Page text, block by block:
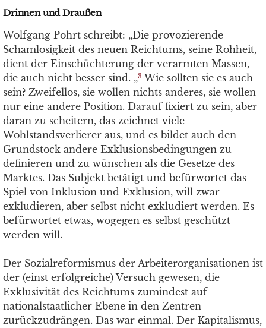
Drinnen und Draußen
Wolfgang Pohrt schreibt: „Die provozierende
Schamlosigkeit des neuen Reichtums, seine Rohheit,
dient der Einschüchterung der verarmten Massen,
die auch nicht besser sind. „3 Wie sollten sie es auch
sein? Zweifellos, sie wollen nichts anderes, sie wollen
nur eine andere Position. Darauf fixiert zu sein, aber
daran zu scheitern, das zeichnet viele
Wohlstandsverlierer aus, und es bildet auch den
Grundstock andere Exklusionsbedingungen zu
definieren und zu wünschen als die Gesetze des
Marktes. Das Subjekt betätigt und befürwortet das
Spiel von Inklusion und Exklusion, will zwar
exkludieren, aber selbst nicht exkludiert werden. Es
befürwortet etwas, wogegen es selbst geschützt
werden will.
Der Sozialreformismus der Arbeiterorganisationen ist
der (einst erfolgreiche) Versuch gewesen, die
Exklusivität des Reichtums zumindest auf
nationalstaatlicher Ebene in den Zentren
zurückzudrängen. Das war einmal. Der Kapitalismus,